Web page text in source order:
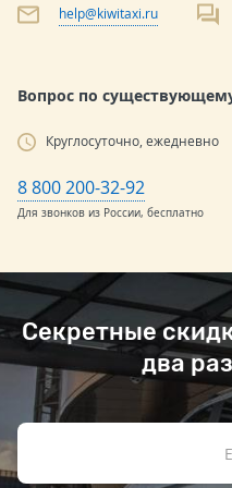
help@kiwitaxi.ru
Вопрос по
Круглосуточно, ежедневно
8 800 200-32-92
Для звонков из России, бесплатно
Секретные
два